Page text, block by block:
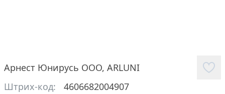
Арнест Юнирусь ООО, ARLUNI
Штрих-код:
4606682004907